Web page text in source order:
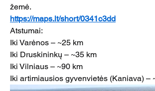
žemė.
https://maps.lt/short/0341c3dd
Atstumai:
Iki Varėnos – ~25 km
Iki Druskininkų – ~35 km
Iki Vilniaus – ~90 km
Iki artimiausios gyvenvietės (Kaniava) –